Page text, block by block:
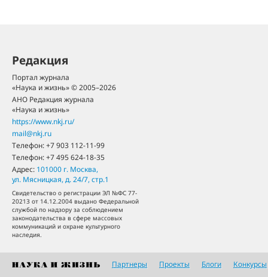
Редакция
Портал журнала
«Наука и жизнь» © 2005–2026
АНО Редакция журнала
«Наука и жизнь»
https://www.nkj.ru/
mail@nkj.ru
Телефон:+7 903 112-11-99
Телефон:+7 495 624-18-35
Адрес: 101000 г. Москва,
ул. Мясницкая, д. 24/7, стр.1
Свидетельство о регистрации ЭЛ №ФС 77-
20213 от 14.12.2004 выдано Федеральной
службой по надзору за соблюдением
законодательства в сфере массовых
коммуникаций и охране культурного
наследия.
Партнеры Проекты Блоги Конкурсы